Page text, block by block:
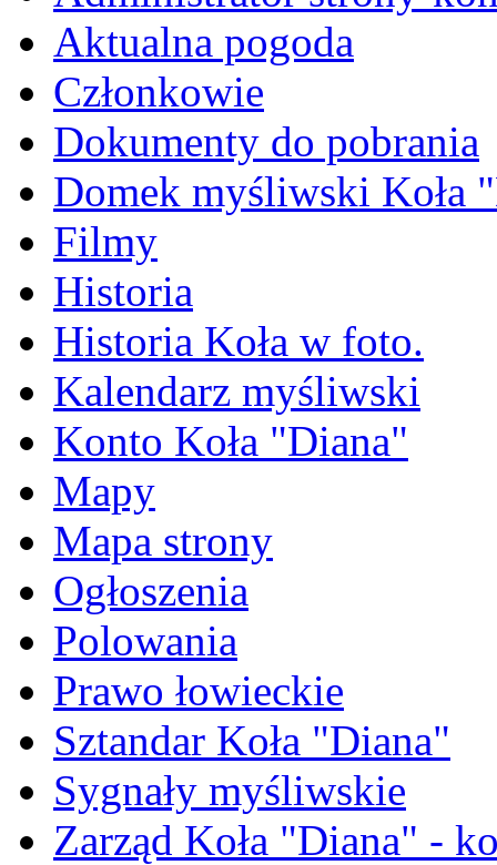
Aktualna pogoda
Członkowie
Dokumenty do pobrania
Domek myśliwski Koła
Filmy
Historia
Historia Koła w foto.
Kalendarz myśliwski
Konto Koła "Diana"
Mapy
Mapa strony
Ogłoszenia
Polowania
Prawo łowieckie
Sztandar Koła "Diana"
Sygnały myśliwskie
Zarząd Koła "Diana" -